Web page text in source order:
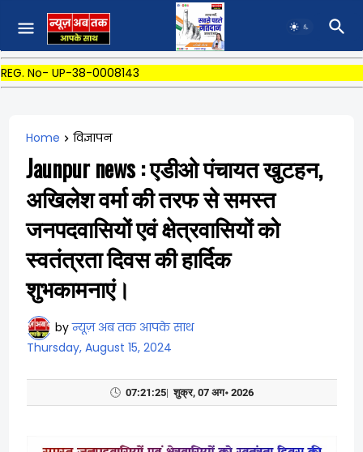
REG. No- UP-38-0008143
Home विज्ञापन
Jaunpur news : एडीओ पंचायत खुटहन,
अखिलेश वर्मा की तरफ से समस्त
जनपदवासियों एवं क्षेत्रवासियों को
स्वतंत्रता दिवस की हार्दिक
शुभकामनाएं।
by न्यूज़ अब तक आपके साथ
Thursday, August 15, 2024
🕓 07:21:25| शुक्र, 07 अग॰ 2026